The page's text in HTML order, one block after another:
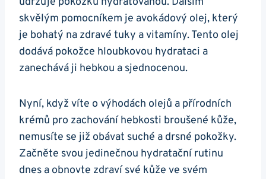
skvělým pomocníkem je avokádový olej, který
je bohatý na zdravé tuky a vitamíny. Tento olej
dodává pokožce hloubkovou hydrataci a
zanechává ji ​hebkou ⁤a sjednocenou.
Nyní, když víte​ o výhodách olejů a přírodních
krémů pro zachování ⁣hebkosti broušené ⁣kůže,
nemusíte se již obávat suché a drsné​ pokožky.
Začněte svou jedinečnou hydratační rutinu
dnes a obnovte zdraví své kůže ve svém